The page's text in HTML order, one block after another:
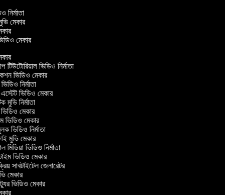
নির্মাতা
মেকার
মেকার
ভিডিও নির্মাতা
ভিডিও মেকার
নির্মাতা
ভিডিও মেকার
মুভি নির্মাতা
মেকার
ভিডিও মেকার
ভিডিও নির্মাতা
মুভি মেকার
ভিডিও নির্মাতা
ভিডিও মেকার
সাবটাইটেল জেনারেটর
মেকার
ভিডিও মেকার